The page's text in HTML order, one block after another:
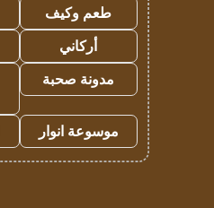
طعم وكيف
أركاني
مدونة صحبة
موسوعة انوار